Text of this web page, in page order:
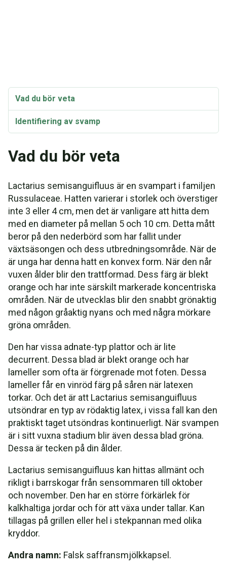
Vad du bör veta
Identifiering av svamp
Vad du bör veta
Lactarius semisanguifluus är en svampart i familjen
Russulaceae. Hatten varierar i storlek och överstiger
inte 3 eller 4 cm, men det är vanligare att hitta dem
med en diameter på mellan 5 och 10 cm. Detta mått
beror på den nederbörd som har fallit under
växtsäsongen och dess utbredningsområde. När de
är unga har denna hatt en konvex form. När den når
vuxen ålder blir den trattformad. Dess färg är blekt
orange och har inte särskilt markerade koncentriska
områden. När de utvecklas blir den snabbt grönaktig
med någon gråaktig nyans och med några mörkare
gröna områden.
Den har vissa adnate-typ plattor och är lite
decurrent. Dessa blad är blekt orange och har
lameller som ofta är förgrenade mot foten. Dessa
lameller får en vinröd färg på såren när latexen
torkar. Och det är att Lactarius semisanguifluus
utsöndrar en typ av rödaktig latex, i vissa fall kan den
praktiskt taget utsöndras kontinuerligt. När svampen
är i sitt vuxna stadium blir även dessa blad gröna.
Dessa är tecken på din ålder.
Lactarius semisanguifluus kan hittas allmänt och
rikligt i barrskogar från sensommaren till oktober
och november. Den har en större förkärlek för
kalkhaltiga jordar och för att växa under tallar. Kan
tillagas på grillen eller hel i stekpannan med olika
kryddor.
Andra namn: Falsk saffransmjölkkapsel.